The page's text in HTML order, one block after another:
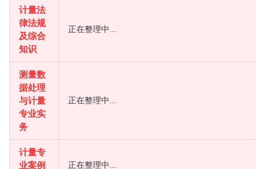
计量法
律法规
及综合
知识
正在整理中...
测量数
据处理
与计量
专业实
务
正在整理中...
计量专
业案例
正在整理中...